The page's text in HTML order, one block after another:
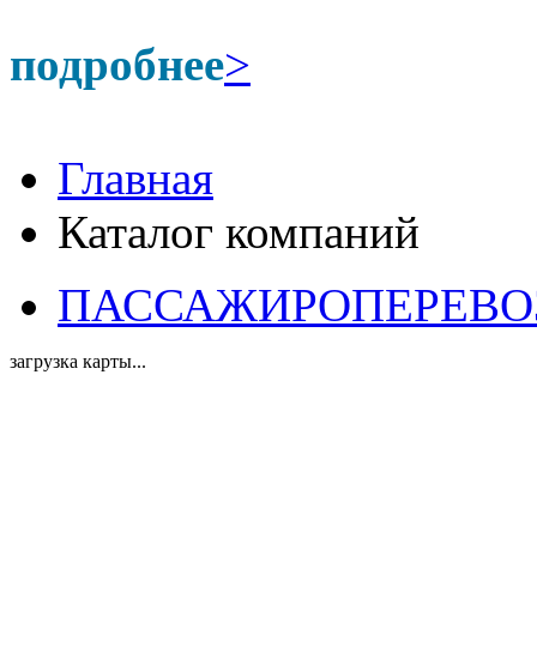
подробнее>
Главная
Каталог компаний
загрузка карты...